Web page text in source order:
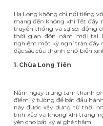
Hạ Long không chỉ nổi tiếng
mang đến không khí Tết đầy
truyền thống và sự sôi động
thời gian đón năm mới tại
nghiệm một kỳ nghỉ tràn đầy
đặc sắc của thành phố biển
1. Chùa Long Tiên
Nằm ngay trung tâm thành
điểm lý tưởng để bắt đầu
này được xây dựng từ thời
tinh xảo và không khí trang
yên cho bất kỳ ai ghé thăm.